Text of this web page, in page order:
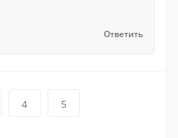
Ответить
4 5